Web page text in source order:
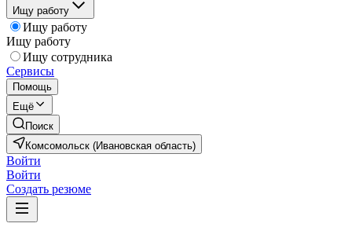
Ищу работу
Ищу работу
Ищу работу
Ищу сотрудника
Сервисы
Помощь
Ещё
Поиск
Комсомольск (Ивановская область)
Войти
Войти
Создать резюме